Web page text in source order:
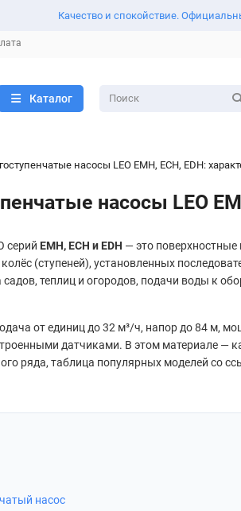
Качество и спокойствие.
Каталог
насосы LEO EMH, ECH, EDH:
насосы LEO
серий EMH, ECH и EDH — это
(ступеней), установленных
теплиц и огородов, подачи воды к
от единиц до 32 м³/ч, напор до 84 м,
датчиками. В этом материале —
ряда, таблица популярных моделей со
насос